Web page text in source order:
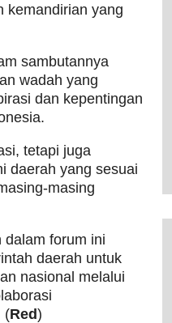
kemandirian yang
sambutannya
wadah yang
dan kepentingan
tetapi juga
daerah yang sesuai
masing
dalam forum ini
daerah untuk
nasional melalui
(Red)